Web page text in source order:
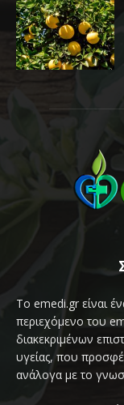
Το emedi.gr είναι
περιεχόμενο του
διακεκριμένων
υγείας, που
ανάλογα με το